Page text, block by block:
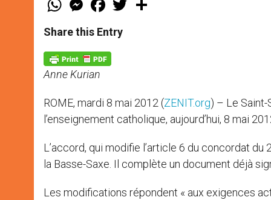
t
s
p
p
e
s
e
g
e
r
a
e
b
k
w
Share this Entry
Anne Kurian
ROME, mardi 8 mai 2012 (ZENIT.org) – Le
l’enseignement catholique, aujourd’hui, 8 mai
L’accord, qui modifie l’article 6 du concordat
la Basse-Saxe. Il complète un document déjà
Les modifications répondent « aux exigences